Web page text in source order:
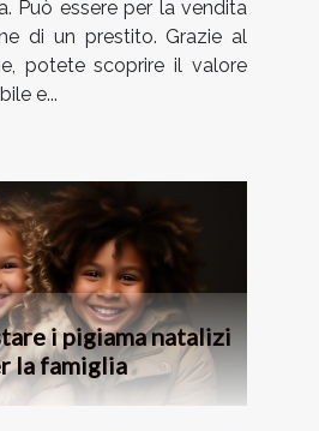
Può essere per la vendita
di un prestito. Grazie al
potete scoprire il valore
e...
i pigiama natalizi
la famiglia